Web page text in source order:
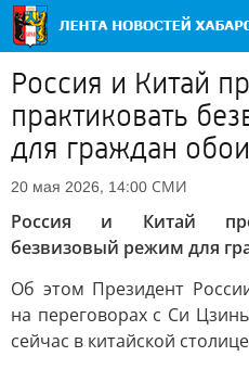
Россия и Китай
практиковать
для граждан
20 мая 2026, 14:00 СМИ
Россия и Китай
безвизовый режим для
Об этом Президент
на переговорах с Си
сейчас в китайской